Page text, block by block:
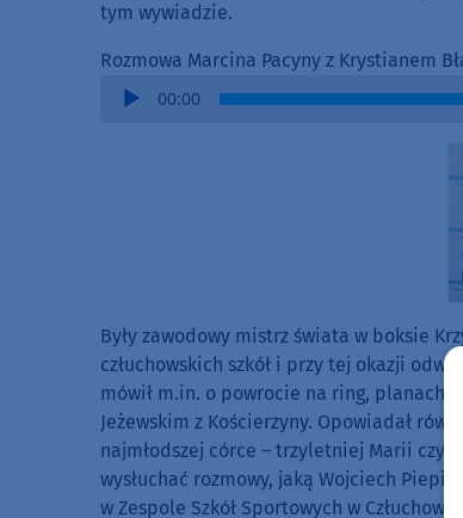
tym wywiadzie.
Rozmowa Marcina Pacyny z Krystianem
Audio
00:00
Były zawodowy mistrz świata w boksie
człuchowskich szkół i przy tej okazji
mówił m.in. o powrocie na ring, planach
Jeżewskim z Kościerzyny. Opowiadał
najmłodszej córce – trzyletniej Marii czy
wysłuchać rozmowy, jaką Wojciech
w Zespole Szkół Sportowych w Człuchowie.